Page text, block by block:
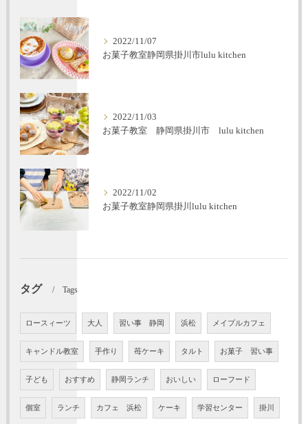
2022/11/07
お菓子教室静岡県掛川市lulu kitchen
2022/11/03
お菓子教室 静岡県掛川市 lulu kitchen
2022/11/02
お菓子教室静岡県掛川lulu kitchen
タグ Tags
ロースィーツ 大人 習い事 静岡 浜松 メイプルカフェ
キャンドル教室 手作り 苺ケーキ タルト お菓子 習い事
子ども おすすめ 静岡ランチ おいしい ローフード
個室 ランチ カフェ 浜松 ケーキ 学習センター 掛川